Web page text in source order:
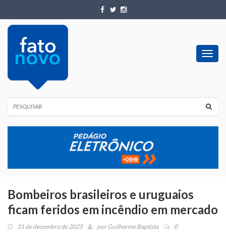
Bombeiros brasileiros e uruguaios
ficam feridos em incêndio em mercado
31 de dezembro de 2025 porGuilherme Baptista 0